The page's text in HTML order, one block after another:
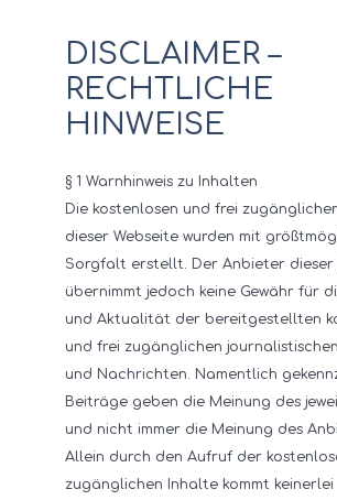
DISCLAIMER –
RECHTLICHE
HINWEISE
§ 1 Warnhinweis zu Inhalten
Die kostenlosen und frei
dieser Webseite wurden mit
Sorgfalt erstellt. Der Anbieter dieser
übernimmt jedoch keine Gewähr für
und Aktualität der bereitgestellten
und frei zugänglichen
und Nachrichten. Namentlich
Beiträge geben die Meinung des
und nicht immer die Meinung des
Allein durch den Aufruf der
zugänglichen Inhalte kommt keinerlei